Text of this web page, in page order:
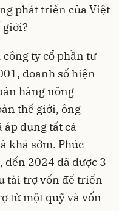
phát triển của Việt
giới?
công ty cổ phần tư
doanh số hiện
hàng nông
thế giới, ông
áp dụng tất cả
khá sớm. Phúc
2024 đã được 3
tài trợ vốn để triển
từ một quỹ và vốn